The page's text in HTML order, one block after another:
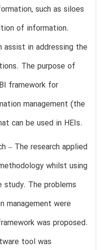
such as siloes
of information.
assist in addressing the
The purpose of
framework for
management (the
can be used in HEIs.
– The research applied
whilst using
study. The problems
management were
was proposed.
tool was